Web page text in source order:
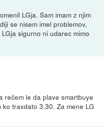
LGja. Sam imam z njim
se nisem imel problemov,
sigurno ni udarec mimo
rečem le da plave smartbuye
traxdato 3.30. Za mene LG